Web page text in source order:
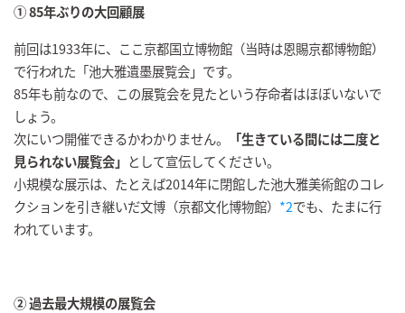
① 85年ぶりの大回顧展
前回は1933年に、ここ京都国立博物館（当時は恩賜京都博物館）
で行われた「池大雅遺墨展覧会」です。
85年も前なので、この展覧会を見たという存命者はほぼいないで
しょう。
次にいつ開催できるかわかりません。
「生きている間には二度と
見られない展覧会」 として宣伝してください。
小規模な展示は、たとえば2014年に閉館した池大雅美術館のコレ
クションを引き継いだ文博（京都文化博物館） *2でも、たまに行
われています。
② 過去最大規模の展覧会